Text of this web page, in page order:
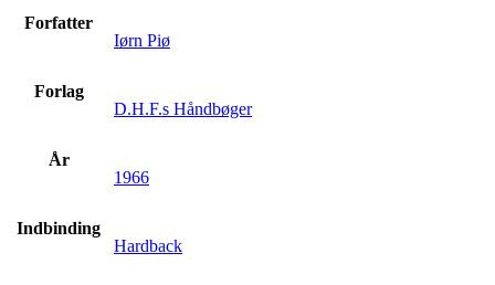
Forfatter
Iørn Piø
Forlag
D.H.F.s Håndbøger
År
1966
Indbinding
Hardback